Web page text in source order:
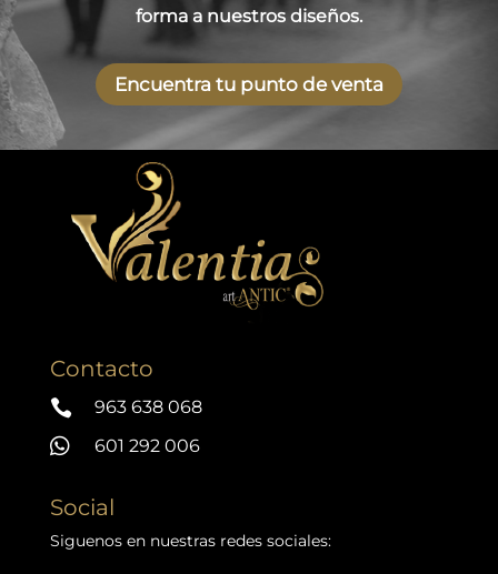
forma a nuestros diseños.
Encuentra tu punto de venta
Contacto
 963 638 068
 601 292 006
Social
Siguenos en nuestras redes sociales: